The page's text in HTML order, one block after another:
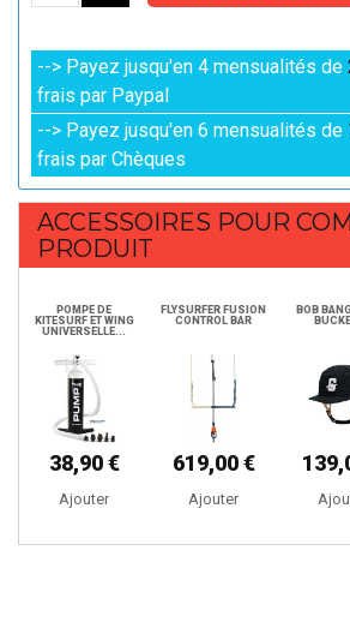
--> Payez jusqu'en 4 mensualités de
frais par Paypal
--> Payez jusqu'en 6 mensualités de
frais par Chèques
ACCESSOIRES POUR
PRODUIT
POMPE DE
KITESURF ET WING
UNIVERSELLE...
38,90 €
Ajouter
FLYSURFER FUSION
CONTROL BAR
619,00 €
Ajouter
BOB